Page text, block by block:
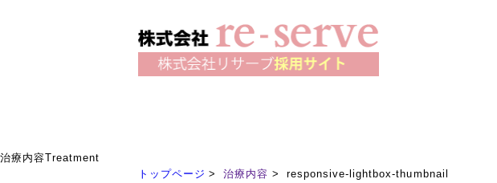
治療内容Treatment
トップページ
治療内容 responsive-lightbox-thumbnail